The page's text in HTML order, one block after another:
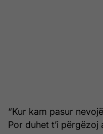
“Kur kam pasur
Por duhet t’i